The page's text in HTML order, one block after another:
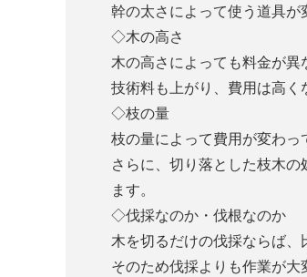
幹の太さによって使う道具が
◇木の高さ
木の高さによっても料金が異
技術料も上がり、費用は高く
◇枝の量
枝の量によって費用が変わっ
さらに、切り落とした枝木
ます。
◇伐採なのか・伐根なのか
木を切るだけの伐採ならば、
そのため伐採よりも作業が